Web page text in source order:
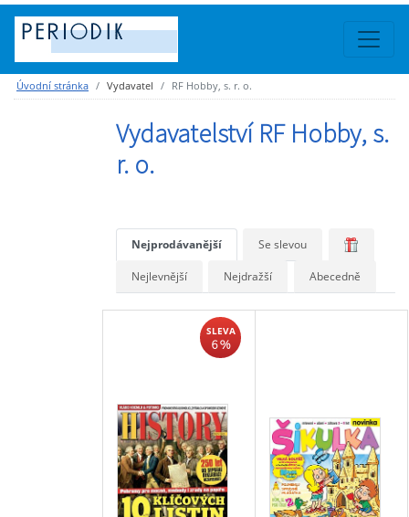
Úvodní stránka Vydavatel RF Hobby, s. r. o.
Vydavatelství RF Hobby, s.
r. o.
Nejprodávanější Se slevou
Nejlevnější Nejdražší Abecedně
SLEVA
6 %